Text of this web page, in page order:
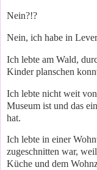
Nein?!?
Nein, ich habe in
Ich lebte am Wald,
Kinder planschen
Ich lebte nicht weit
Museum ist und das
hat.
Ich lebte in einer
zugeschnitten war,
Küche und dem